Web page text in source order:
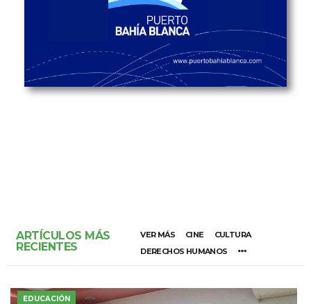
ARTÍCULOS MÁS
RECIENTES
VER MÁS CINE
CULTURA
DERECHOS HUMANOS
EDUCACIÓN